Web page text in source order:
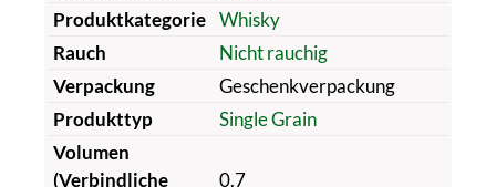
Produktkategorie Whisky
Rauch
Nicht rauchig
Verpackung
Geschenkverpackung
Produkttyp
Single Grain
Volumen
(Verbindliche
0.7